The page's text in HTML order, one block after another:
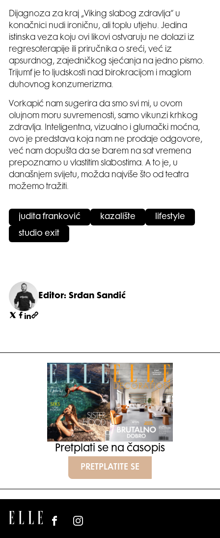
Dijagnoza za kraj „Viking slabog zdravlja“ u
konačnici nudi ironičnu, ali toplu utjehu. Jedina
istinska veza koju ovi likovi ostvaruju ne dolazi iz
regresoterapije ili priručnika o sreći, već iz
apsurdnog, zajedničkog sjećanja na jedno pismo.
Trijumf je to ljudskosti nad birokracijom i maglom
duhovnog konzumerizma.
Vorkapić nam sugerira da smo svi mi, u ovom
olujnom moru suvremenosti, samo vikunzi krhkog
zdravlja. Inteligentna, vizualno i glumački moćna,
ovo je predstava koja nam ne prodaje odgovore,
već nam dopušta da se barem na sat vremena
prepoznamo u vlastitim slabostima. A to je, u
današnjem svijetu, možda najviše što od teatra
možemo tražiti.
judita franković kazalište lifestyle
studio exit
Editor: Srđan Sandić
Pretplati se na časopis
PRETPLATITE SE